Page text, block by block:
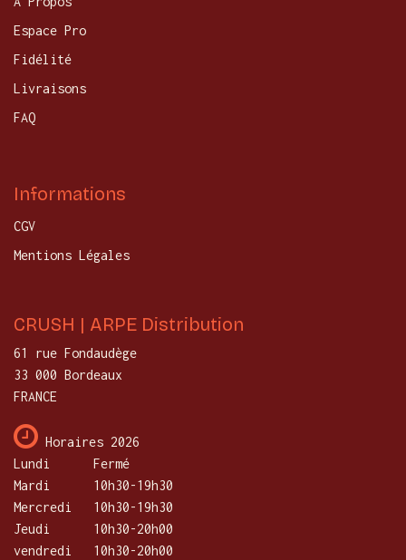
Espace Pro
Fidélité
Livraisons
FAQ
Informations
CGV
Mentions Légales
CRUSH | ARPE Distribution
61 rue Fondaudège
33 000 Bordeaux
FRANCE
Horaires 2026
Lundi
​Fermé
Mardi
10h30-19h30
Mercredi
​10h30-19h30
Jeudi
10h30-20h00
vendredi
10h30-20h00